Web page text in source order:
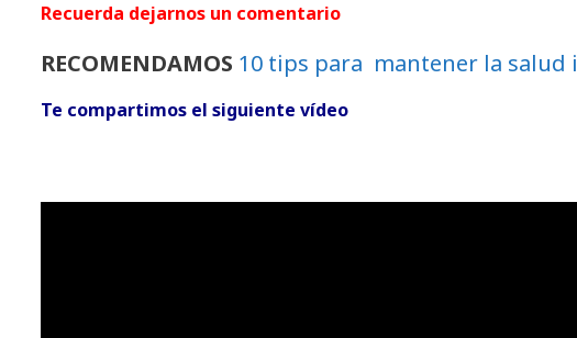
Recuerda dejarnos un comentario
RECOMENDAMOS 10 tips para mantener la
Te compartimos el siguiente vídeo